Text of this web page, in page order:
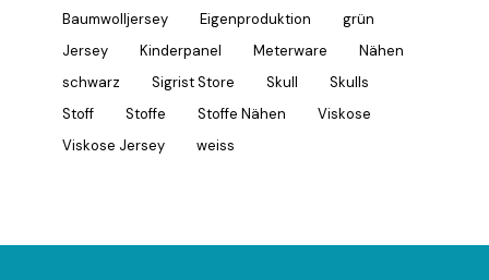
Baumwolljersey Eigenproduktion
grün
Jersey
Kinderpanel Meterware
Nähen
schwarz
Sigrist Store Skull
Skulls
Stoff
Stoffe Stoffe Nähen
Viskose
Viskose Jersey
weiss